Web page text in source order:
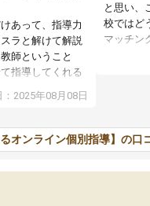
あって、指導力
ラと解けて解説
師ということ
指導してくれる
がない。当方
め、学校の教科
使って進められる
れば自学自習で
2025年08月08日
と思い、
校ではど
マッチン
また受
ツーマン
しいオリ
オンライン個別指導】の口